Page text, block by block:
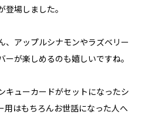
場しました。
、アップルシナモンやラズベリー
が楽しめるのも嬉しいですね。
キューカードがセットになったシ
用はもちろんお世話になった人へ